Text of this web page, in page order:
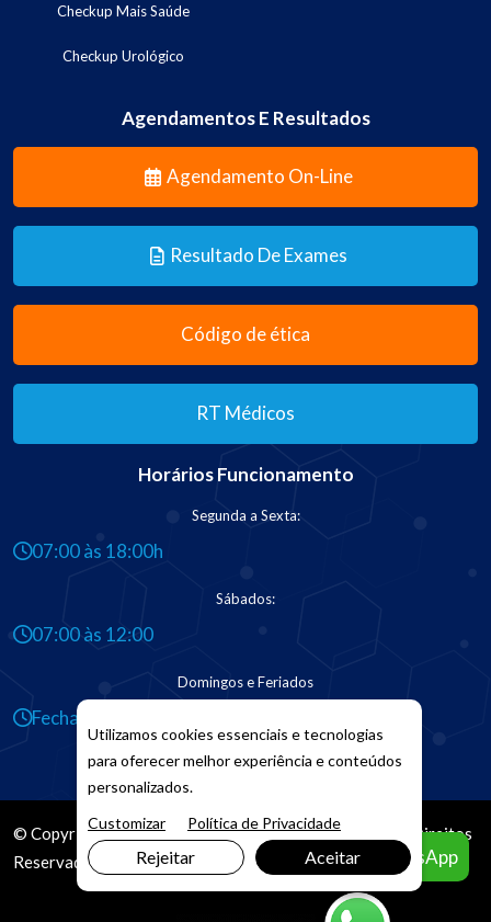
Checkup Mais Saúde
Checkup Urológico
Agendamentos E Resultados
Agendamento On-Line
Resultado De Exames
Código de ética
RT Médicos
Horários Funcionamento
Segunda a Sexta:
07:00 às 18:00h
Sábados:
07:00 às 12:00
Domingos e Feriados
Fechado
© Copyright 2026. DIVIAMarketing Digital. Todos os Direitos
Reservados
Agendar pelo WhatsApp
Utilizamos cookies essenciais e tecnologias
para oferecer melhor experiência e conteúdos
personalizados.
Customizar
Política de Privacidade
Rejeitar Aceitar